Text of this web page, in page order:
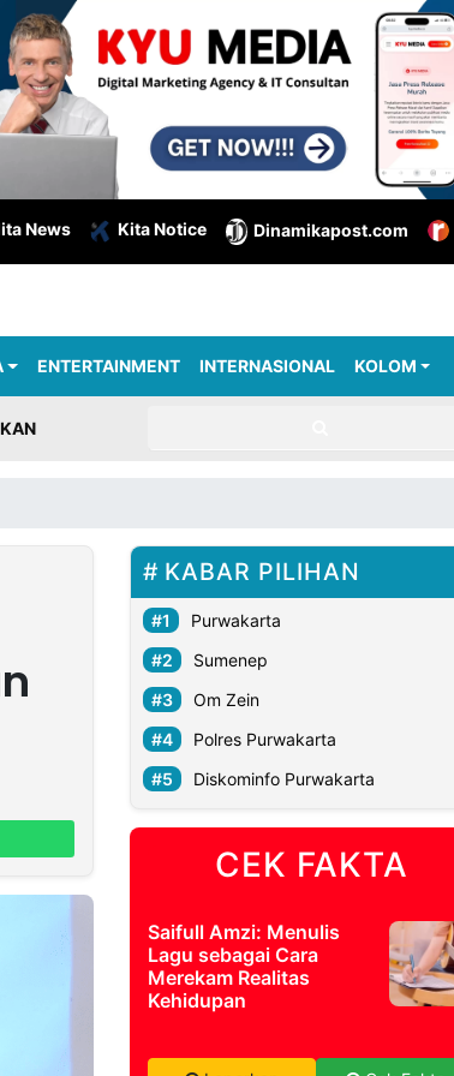
News Kita Notice Dinamikapost.com
ENTERTAINMENT INTERNASIONAL KOLOM
KABAR PILIHAN
Purwakarta
Sumenep
Om Zein
Polres Purwakarta
Diskominfo Purwakarta
CEK FAKTA
Saifull Amzi: Menulis
Lagu sebagai Cara
Merekam Realitas
Kehidupan